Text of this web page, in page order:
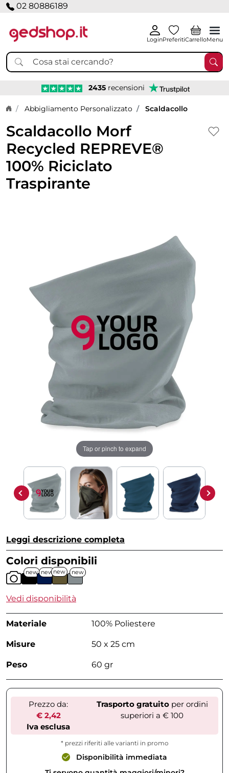
02 80886189
LoginPreferitiCarrelloMenu
2435 recensioni
Home page
Abbigliamento Personalizzato Scaldacollo
Scaldacollo Morf
Recycled REPREVE®
100% Riciclato
Traspirante
Tap or pinch to expand
Leggi descrizione completa
Colori disponibili
new new new new
Vedi disponibilità
Materiale 100% Poliestere
Misure 50 x 25 cm
Peso 60 gr
Prezzo da:
€ 2,42
Iva esclusa
Trasporto gratuitoper ordini
superiori a € 100
* prezzi riferiti alle varianti in promo
Disponibilità immediata